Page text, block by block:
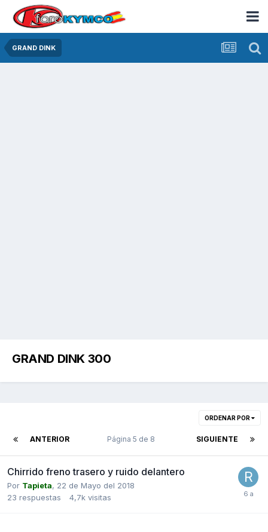
GRAND DINK
GRAND DINK 300
ORDENAR POR
ANTERIOR SIGUIENTE
Página 5 de 8
Chirrido freno trasero y ruido delantero
Por Tapieta, 22 de Mayo del 2018
23 respuestas 4,7k visitas